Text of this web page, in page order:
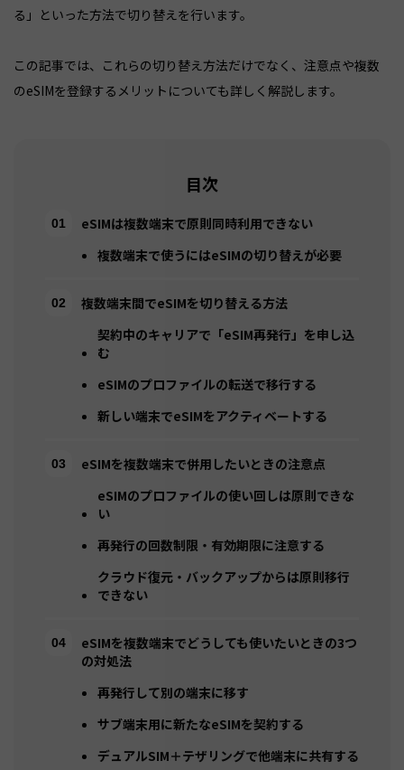
る」といった方法で切り替えを行います。
この記事では、これらの切り替え方法だけでなく、注意点や複数
のeSIMを登録するメリットについても詳しく解説します。
目次
eSIMは複数端末で原則同時利用できない
複数端末で使うにはeSIMの切り替えが必要
複数端末間でeSIMを切り替える方法
契約中のキャリアで「eSIM再発行」を申し込
む
eSIMのプロファイルの転送で移行する
新しい端末でeSIMをアクティベートする
eSIMを複数端末で併用したいときの注意点
eSIMのプロファイルの使い回しは原則できな
い
再発行の回数制限・有効期限に注意する
クラウド復元・バックアップからは原則移行
できない
eSIMを複数端末でどうしても使いたいときの3つ
の対処法
再発行して別の端末に移す
サブ端末用に新たなeSIMを契約する
デュアルSIM＋テザリングで他端末に共有する